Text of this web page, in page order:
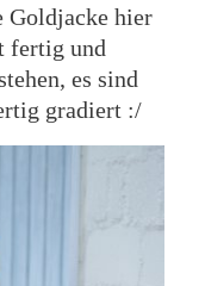
Goldjacke hier
fertig und
es sind
gradiert :/